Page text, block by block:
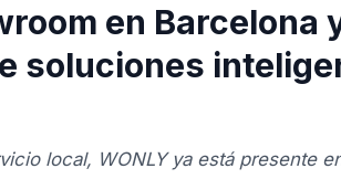
en Barcelona
soluciones
local, WONLY ya está presente